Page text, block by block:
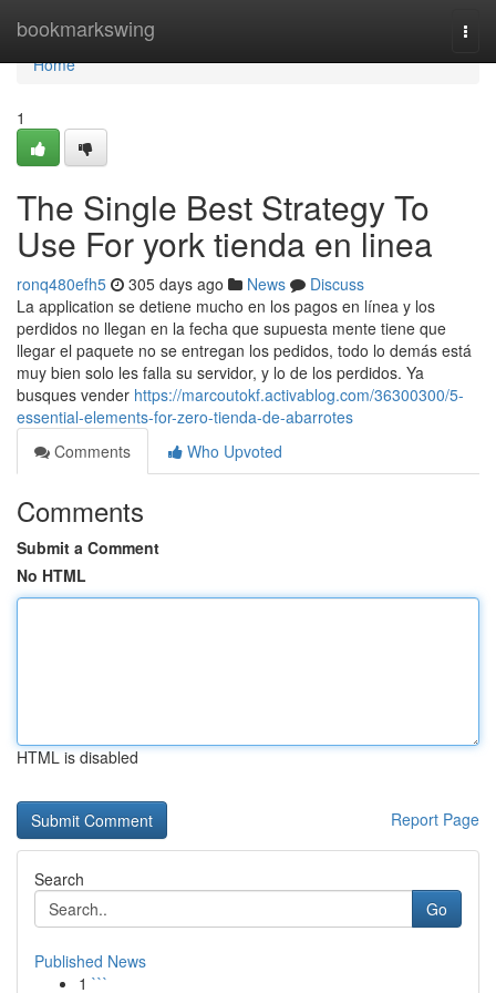
bookmarkswing
Home
Home
1
The Single Best Strategy To
Use For york tienda en linea
ronq480efh5 305 days ago News
Discuss
La application se detiene mucho en los pagos en línea y los
perdidos no llegan en la fecha que supuesta mente tiene que
llegar el paquete no se entregan los pedidos, todo lo demás está
muy bien solo les falla su servidor, y lo de los perdidos. Ya
busques vender https://marcoutokf.activablog.com/36300300/5-
essential-elements-for-zero-tienda-de-abarrotes
Comments
Who Upvoted
Comments
Submit a Comment
No HTML
HTML is disabled
Report Page
Search
Go
Published News
1 ```